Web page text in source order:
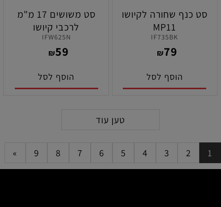
סט כנף שחורה לקיושו
MP11
IF735BK
₪79
הוסף לסל
סט משושים 17 מ"מ
לרכבי קיושו
IFW625N
₪59
הוסף לסל
טען עוד
1
2
3
4
5
6
7
8
9
»